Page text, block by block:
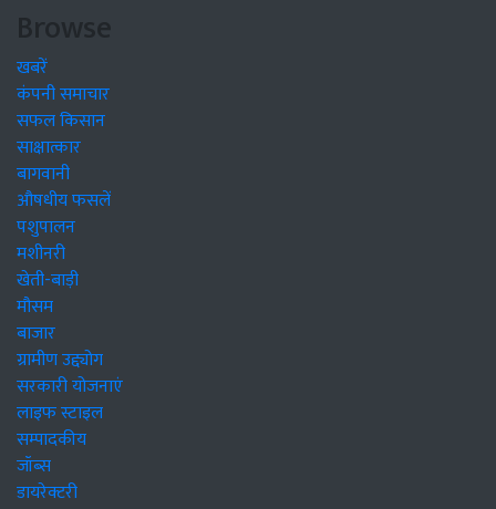
Browse
खबरें
कंपनी समाचार
सफल किसान
साक्षात्कार
बागवानी
औषधीय फसलें
पशुपालन
मशीनरी
खेती-बाड़ी
मौसम
बाजार
ग्रामीण उद्द्योग
सरकारी योजनाएं
लाइफ स्टाइल
सम्पादकीय
जॉब्स
डायरेक्टरी